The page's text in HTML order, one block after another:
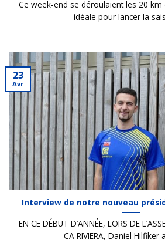
Ce week-end se déroulaient les 20 km
idéale pour lancer la
Interview de notre nouveau
EN CE DÉBUT D’ANNÉE, LORS DE
CA RIVIERA, Daniel Hilfiker
23
Avr